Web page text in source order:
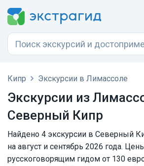
Кипр Экскурсии в Лимассоле
Экскурсии из
Северный Кипр
Найдено 4 экскурсии в Северный
на август и сентябрь 2026 года.
русскоговорящим гидом от 130